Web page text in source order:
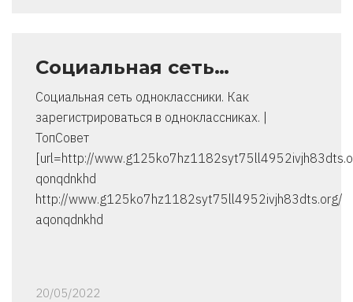
Социальная сеть…
Социальная сеть одноклассники. Как
зарегистрироваться в одноклассниках. |
ТопСовет
[url=http://
qonqdnkhd
http://www.g125ko7hz1182syt75ll4952ivjh83dts.org/
aqonqdnkhd
20/05/2022